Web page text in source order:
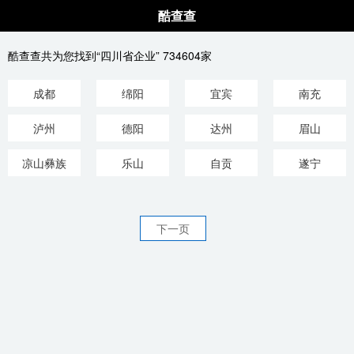
酷查查
酷查查共为您找到“四川省企业” 734604家
成都 绵阳 宜宾 南充
泸州 德阳 达州 眉山
凉山彝族 乐山 自贡 遂宁
下一页